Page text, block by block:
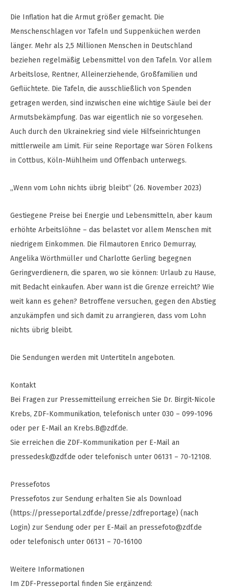
Die Inflation hat die Armut größer gemacht. Die
Menschenschlagen vor Tafeln und Suppenküchen werden
länger. Mehr als 2,5 Millionen Menschen in Deutschland
beziehen regelmäßig Lebensmittel von den Tafeln. Vor allem
Arbeitslose, Rentner, Alleinerziehende, Großfamilien und
Geflüchtete. Die Tafeln, die ausschließlich von Spenden
getragen werden, sind inzwischen eine wichtige Säule bei der
Armutsbekämpfung. Das war eigentlich nie so vorgesehen.
Auch durch den Ukrainekrieg sind viele Hilfseinrichtungen
mittlerweile am Limit. Für seine Reportage war Sören Folkens
in Cottbus, Köln-Mühlheim und Offenbach unterwegs.
„Wenn vom Lohn nichts übrig bleibt“ (26. November 2023)
Gestiegene Preise bei Energie und Lebensmitteln, aber kaum
erhöhte Arbeitslöhne – das belastet vor allem Menschen mit
niedrigem Einkommen. Die Filmautoren Enrico Demurray,
Angelika Wörthmüller und Charlotte Gerling begegnen
Geringverdienern, die sparen, wo sie können: Urlaub zu Hause,
mit Bedacht einkaufen. Aber wann ist die Grenze erreicht? Wie
weit kann es gehen? Betroffene versuchen, gegen den Abstieg
anzukämpfen und sich damit zu arrangieren, dass vom Lohn
nichts übrig bleibt.
Die Sendungen werden mit Untertiteln angeboten.
Kontakt
Bei Fragen zur Pressemitteilung erreichen Sie Dr. Birgit-Nicole
Krebs, ZDF-Kommunikation, telefonisch unter 030 – 099-1096
oder per E-Mail an Krebs.B@zdf.de.
Sie erreichen die ZDF-Kommunikation per E-Mail an
pressedesk@zdf.de oder telefonisch unter 06131 – 70-12108.
Pressefotos
Pressefotos zur Sendung erhalten Sie als Download
(https://presseportal.zdf.de/presse/zdfreportage) (nach
Login) zur Sendung oder per E-Mail an pressefoto@zdf.de
oder telefonisch unter 06131 – 70-16100
Weitere Informationen
Im ZDF-Presseportal finden Sie ergänzend: